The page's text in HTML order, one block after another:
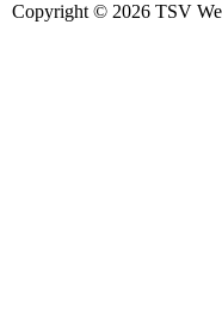
Copyright © 2026 TSV